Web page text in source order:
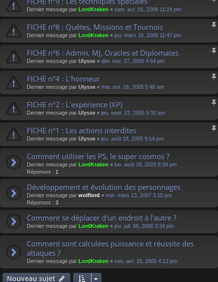
Dernier message par LordKraken « sam. avr. 01, 2006 11:24 pm
FICHE n°8 : Quêtes, Missions et Tournois
Dernier message par LordKraken « jeu. mars 16, 2006 11:47 pm
FICHE n°6 : Admin, MJ, Oracles et Diplomates
Dernier message par Ulysse « dim. nov. 27, 2005 4:54 pm
FICHE n°4 : L'honneur
Dernier message par Ulysse « mar. oct. 18, 2005 5:48 am
FICHE n°2 : L'expérience (XP)
Dernier message par Ulysse « jeu. sept. 22, 2005 9:32 am
FICHE n°1 : Les actions interdites
Dernier message par Ulysse « jeu. août 18, 2005 9:14 pm
Comment utiliser les PS, le super cosmos ?
Dernier message par LordKraken « lun. août 18, 2025 9:34 pm
Réponses : 1
Développement et évolution des personnages
Dernier message par wolflord « mar. mars 13, 2007 3:10 pm
Réponses : 3
Comment se déplacer d'un endroit à l'autre ?
Dernier message par LordKraken « jeu. juil. 06, 2006 3:34 pm
Comment sont calculées puissance et réussite des
attaques ?
Dernier message par LordKraken « ven. avr. 15, 2005 4:12 pm
Nouveau sujet